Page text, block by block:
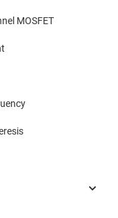
MOSFET